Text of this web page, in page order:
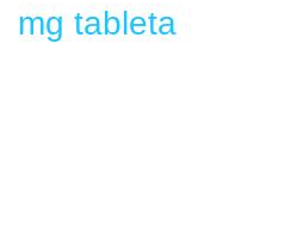
mg tableta